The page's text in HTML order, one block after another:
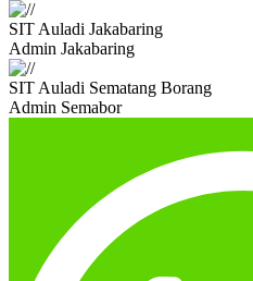
SIT Auladi Jakabaring
Admin Jakabaring
SIT Auladi Sematang Borang
Admin Semabor